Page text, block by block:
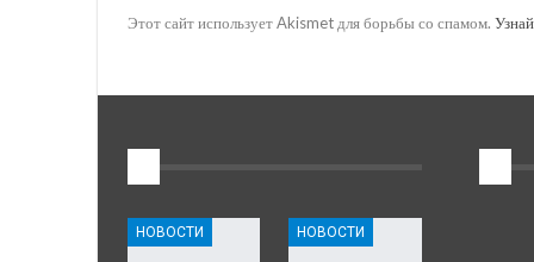
Этот сайт использует Akismet для борьбы со спамом.
НОВОСТИ НОВОСТИ